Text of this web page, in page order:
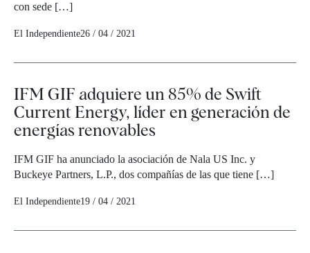
con sede […]
El Independiente26 / 04 / 2021
IFM GIF adquiere un 85% de Swift
Current Energy, líder en generación de
energías renovables
IFM GIF ha anunciado la asociación de Nala US Inc. y
Buckeye Partners, L.P., dos compañías de las que tiene […]
El Independiente19 / 04 / 2021